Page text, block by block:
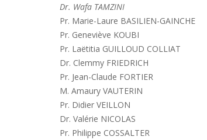
Dr. Wafa TAMZINI
Pr. Marie-Laure BASILIEN-GAINCHE
Pr. Geneviève KOUBI
Pr. Laëtitia GUILLOUD COLLIAT
Dr. Clemmy FRIEDRICH
Pr. Jean-Claude FORTIER
M. Amaury VAUTERIN
Pr. Didier VEILLON
Dr. Valérie NICOLAS
Pr. Philippe COSSALTER